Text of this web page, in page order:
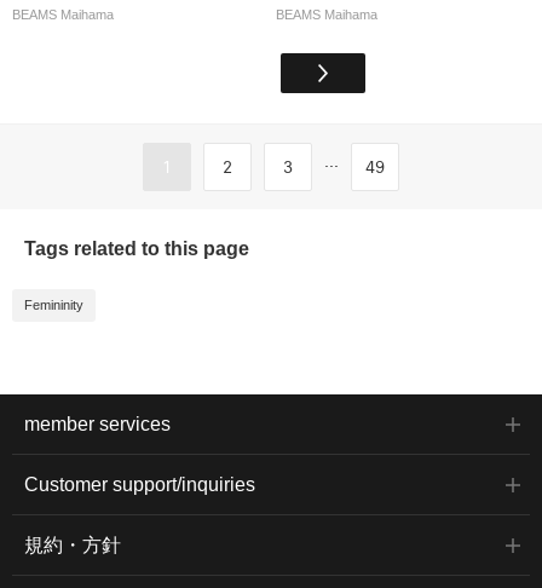
BEAMS Maihama BEAMS Maihama
1 2 3 ... 49
Tags related to this page
Femininity
member services
Customer support/inquiries
規約・方針